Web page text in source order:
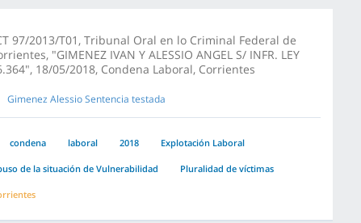
97/2013/T01, Tribunal Oral en lo Criminal Federal de
"GIMENEZ IVAN Y ALESSIO ANGEL S/ INFR. LEY
18/05/2018, Condena Laboral, Corrientes
Gimenez Alessio Sentencia testada
condena laboral 2018 Explotación Laboral
de la situación de Vulnerabilidad Pluralidad de víctimas